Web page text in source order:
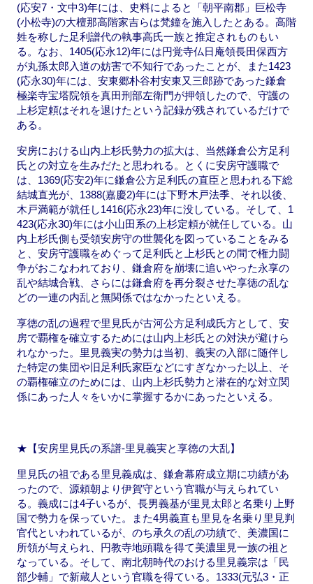
(応安7・文中3)年には、史料によると「朝平南郡」巨松寺
(小松寺)の大檀那高階家吉らは梵鐘を施入したとある。高階
姓を称した足利譜代の執事高氏一族と推定されものもい
る。なお、1405(応永12)年には円覚寺仏日庵領長田保西方
が丸孫太郎入道の妨害で不知行であったことが、また1423
(応永30)年には、安東郷朴谷村安東又三郎跡であった鎌倉
極楽寺宝塔院領を真田刑部左衛門が押領したので、守護の
上杉定頼はそれを退けたという記録が残されているだけで
ある。
安房における山内上杉氏勢力の拡大は、当然鎌倉公方足利
氏との対立を生みだたと思われる。とくに安房守護職で
は、1369(応安2)年に鎌倉公方足利氏の直臣と思われる下総
結城直光が、1388(嘉慶2)年には下野木戸法季、それ以後、
木戸満範が就任し1416(応永23)年に没している。そして、1
423(応永30)年には小山田系の上杉定頼が就任している。山
内上杉氏側も受領安房守の世襲化を図っていることをみる
と、安房守護職をめぐって足利氏と上杉氏との間で権力闘
争がおこなわれており、鎌倉府を崩壊に追いやった永享の
乱や結城合戦、さらには鎌倉府を再分裂させた享徳の乱な
どの一連の内乱と無関係ではなかったといえる。
享徳の乱の過程で里見氏が古河公方足利成氏方として、安
房で覇権を確立するためには山内上杉氏との対決が避けら
れなかった。里見義実の勢力は当初、義実の入部に随伴し
た特定の集団や旧足利氏家臣などにすぎなかった以上、そ
の覇権確立のためには、山内上杉氏勢力と潜在的な対立関
係にあった人々をいかに掌握するかにあったといえる。
★【安房里見氏の系譜-里見義実と享徳の大乱】
里見氏の祖である里見義成は、鎌倉幕府成立期に功績があ
ったので、源頼朝より伊賀守という官職が与えられてい
る。義成には4子いるが、長男義基が里見太郎と名乗り上野
国で勢力を保っていた。また4男義直も里見を名乗り里見判
官代といわれているが、のち承久の乱の功績で、美濃国に
所領が与えられ、円教寺地頭職を得て美濃里見一族の祖と
なっている。そして、南北朝時代のおける里見義宗は「民
部少輔」で新蔵人という官職を得ている。1333(元弘3・正